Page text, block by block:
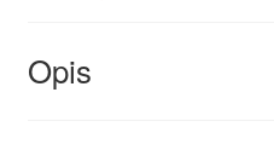
Opis